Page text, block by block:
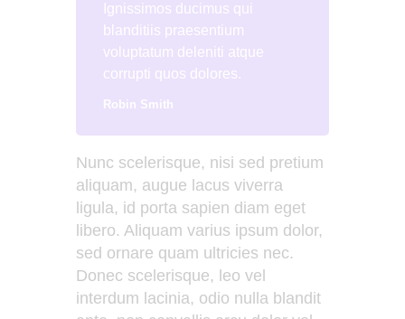
Ignissimos ducimus qui
blanditiis praesentium
voluptatum deleniti atque
corrupti quos dolores.
Robin Smith
Nunc scelerisque, nisi sed pretium
aliquam, augue lacus viverra
ligula, id porta sapien diam eget
libero. Aliquam varius ipsum dolor,
sed ornare quam ultricies nec.
Donec scelerisque, leo vel
interdum lacinia, odio nulla blandit